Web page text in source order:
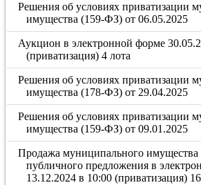
Решения об условиях приватизации
имущества (159-ФЗ) от 06.05.2025
Аукцион в электронной форме
(приватизация) 4 лота
Решения об условиях приватизации
имущества (178-ФЗ) от 29.04.2025
Решения об условиях приватизации
имущества (159-ФЗ) от 09.01.2025
Продажа муниципального имущества
публичного предложения в
13.12.2024 в 10:00 (приватизация)